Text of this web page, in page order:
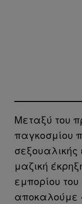
Μεταξύ του
παγκοσμίου
σεξουαλικής
μαζική
εμπορίου
αποκαλούμε